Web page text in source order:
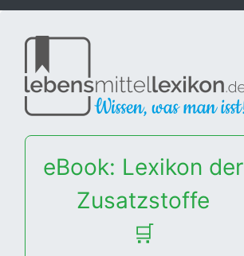
eBook: Lexikon der
Zusatzstoffe
🛒